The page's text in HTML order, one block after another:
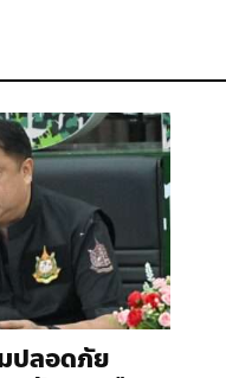
ปลอดภัย